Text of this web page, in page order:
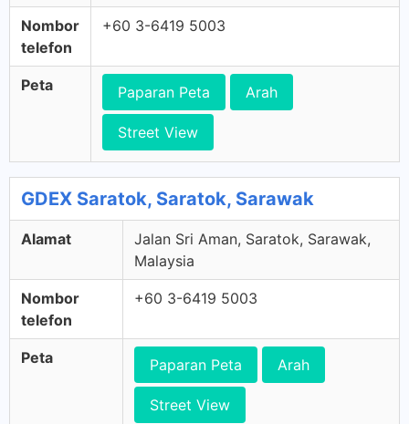
Nombor
telefon
+60 3-6419 5003
Peta Paparan Peta Arah
Street View
GDEX Saratok, Saratok, Sarawak
Alamat
Jalan Sri Aman, Saratok, Sarawak,
Malaysia
Nombor
telefon
+60 3-6419 5003
Peta Paparan Peta Arah
Street View